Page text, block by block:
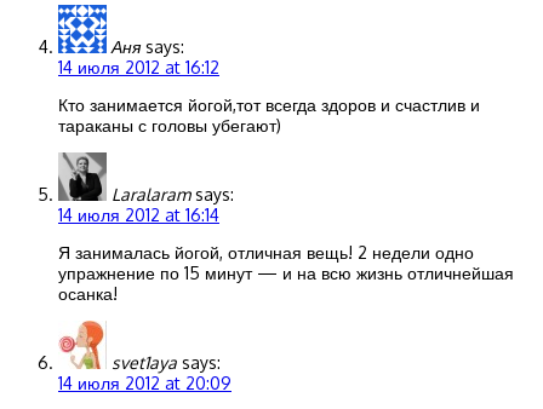
Аня says:
14 июля 2012 at 16:12
Кто занимается йогой,тот всегда здоров и счастлив и
тараканы с головы убегают)
Laralaram says:
14 июля 2012 at 16:14
Я занималась йогой, отличная вещь! 2 недели одно
упражнение по 15 минут — и на всю жизнь отличнейшая
осанка!
svet1aya says:
14 июля 2012 at 20:09